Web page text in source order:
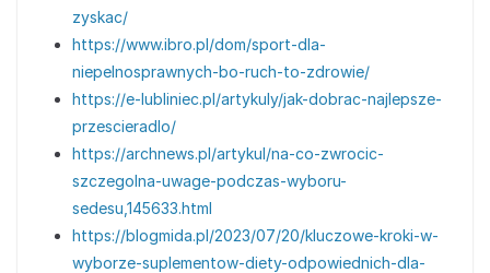
zyskac/
https://www.ibro.pl/dom/sport-dla-
niepelnosprawnych-bo-ruch-to-zdrowie/
https://e-lubliniec.pl/artykuly/jak-dobrac-najlepsze-
przescieradlo/
https://archnews.pl/artykul/na-co-zwrocic-
szczegolna-uwage-podczas-wyboru-
sedesu,145633.html
https://blogmida.pl/2023/07/20/kluczowe-kroki-w-
wyborze-suplementow-diety-odpowiednich-dla-